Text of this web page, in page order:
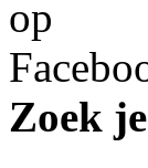
Zoek